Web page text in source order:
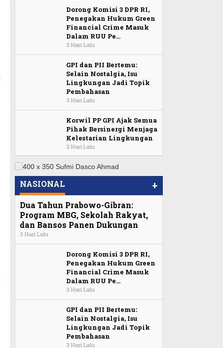
Dorong Komisi 3 DPR RI,
Penegakan Hukum Green
Financial Crime Masuk
Dalam RUU Pe…
3 Hari Lalu
GPI dan PII Bertemu:
Selain Nostalgia, Isu
Lingkungan Jadi Topik
Pembahasan
3 Hari Lalu
Korwil PP GPI Ajak Semua
Pihak Bersinergi Menjaga
Kelestarian Lingkungan
3 Hari Lalu
NASIONAL +
Dua Tahun Prabowo-Gibran:
Program MBG, Sekolah Rakyat,
dan Bansos Panen Dukungan
3 Hari Lalu
Dorong Komisi 3 DPR RI,
Penegakan Hukum Green
Financial Crime Masuk
Dalam RUU Pe…
3 Hari Lalu
GPI dan PII Bertemu:
Selain Nostalgia, Isu
Lingkungan Jadi Topik
Pembahasan
3 Hari Lalu